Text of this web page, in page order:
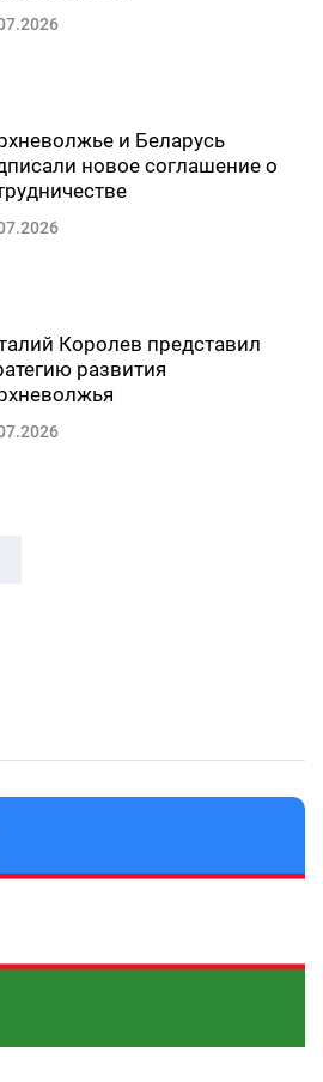
и Беларусь
новое соглашение о
Королев представил
развития